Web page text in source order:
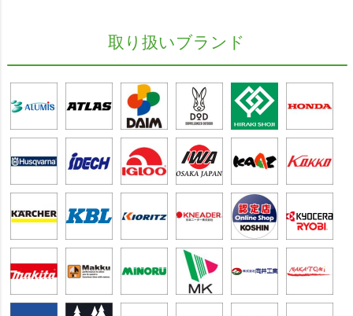
取り扱いブランド